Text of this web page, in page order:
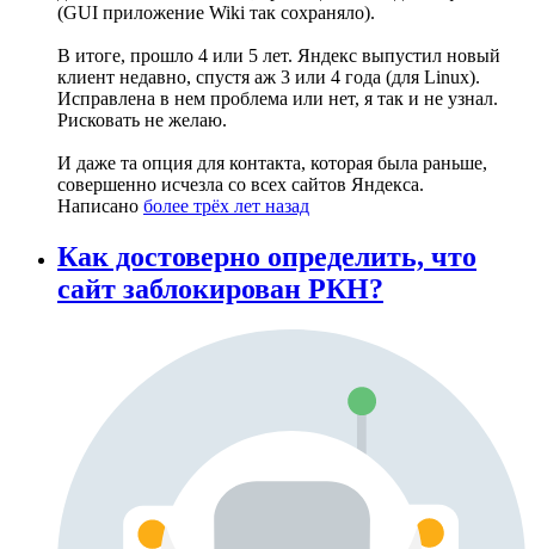
(GUI приложение Wiki так сохраняло).
В итоге, прошло 4 или 5 лет. Яндекс выпустил новый
клиент недавно, спустя аж 3 или 4 года (для Linux).
Исправлена в нем проблема или нет, я так и не узнал.
Рисковать не желаю.
И даже та опция для контакта, которая была раньше,
совершенно исчезла со всех сайтов Яндекса.
Написано более трёх лет назад
Как достоверно определить, что
сайт заблокирован РКН?